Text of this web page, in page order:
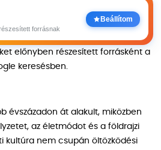
forrásnak
Beállítom
előnyben részesített forrásként a
keresésben.
évszázadon át alakult, miközben
az életmódot és a földrajzi
kultúra nem csupán öltözködési